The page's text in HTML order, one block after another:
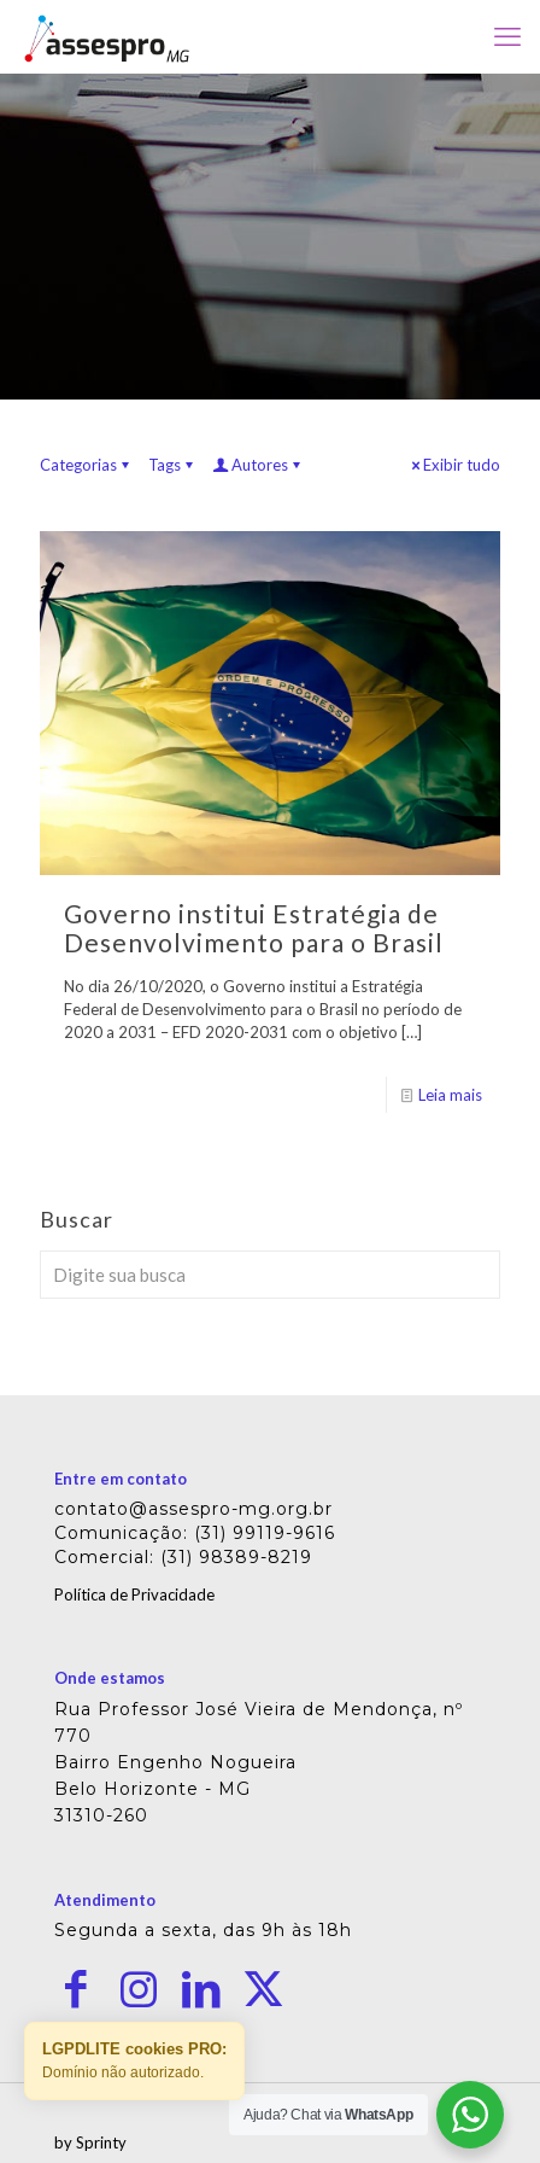
Categorias Tags Autores Exibir tudo
Governo institui Estratégia de
Desenvolvimento para o Brasil
No dia 26/10/2020, o Governo institui a Estratégia
Federal de Desenvolvimento para o Brasil no período de
2020 a 2031 – EFD 2020-2031 com o objetivo […]
Leia mais
Buscar
Entre em contato
contato@assespro-mg.org.br
Comunicação: (31) 99119-9616
Comercial: (31) 98389-8219
Política de Privacidade
Onde estamos
Rua Professor José Vieira de Mendonça, nº
770
Bairro Engenho Nogueira
Belo Horizonte - MG
31310-260
Atendimento
Segunda a sexta, das 9h às 18h
by Sprinty
Ajuda? Chat viaWhatsApp
LGPDLITE cookies PRO:
Domínio não autorizado.